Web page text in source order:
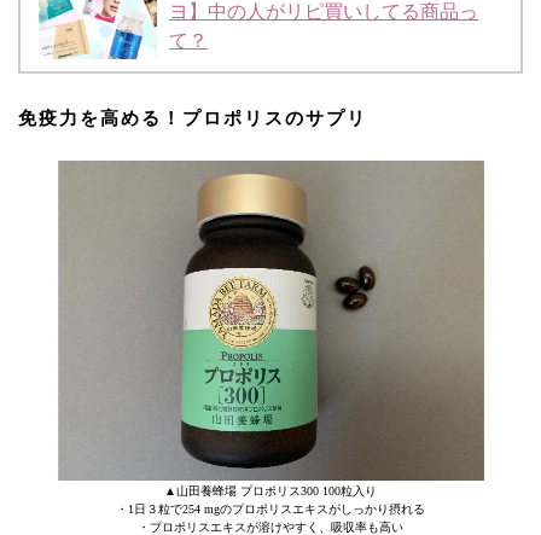
ヨ】中の人がリピ買いしてる商品っ
て？
免疫力を高める！プロポリスのサプリ
▲山田養蜂場 プロポリス300 100粒入り
・1日３粒で254 mgのプロポリスエキスがしっかり摂れる
・プロポリスエキスが溶けやすく、吸収率も高い